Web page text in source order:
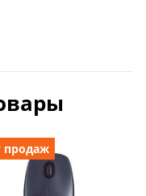
продаж